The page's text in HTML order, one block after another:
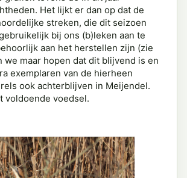
Het lijkt er dan op dat de
streken, die dit seizoen
bij ons (b)leken aan te
aan het herstellen zijn (zie
we maar hopen dat dit blijvend is en
exemplaren van de hierheen
ook achterblijven in Meijendel.
voldoende voedsel.